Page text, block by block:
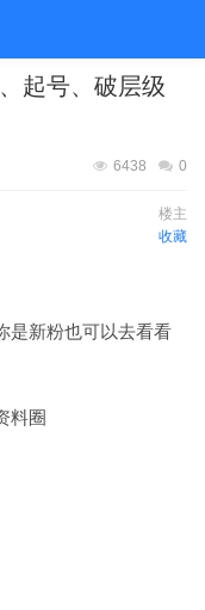
起号、破层级
0
6438
楼主
收藏
新粉也可以去看看
料圈